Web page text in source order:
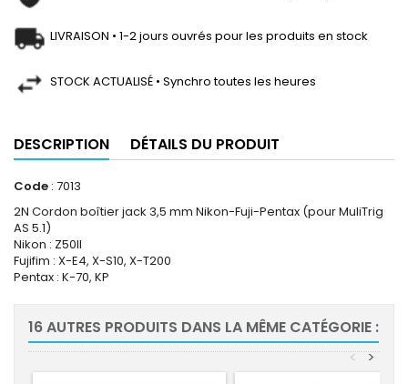
LIVRAISON • 1-2 jours ouvrés pour les produits en stock
STOCK ACTUALISÉ • Synchro toutes les heures
DESCRIPTION DÉTAILS DU PRODUIT
Code : 7013
2N Cordon boîtier jack 3,5 mm Nikon-Fuji-Pentax (pour MuliTrig
AS 5.1)
Nikon : Z50II
Fujifim : X-E4, X-S10, X-T200
Pentax : K-70, KP
16 AUTRES PRODUITS DANS LA MÊME CATÉGORIE :
>
<